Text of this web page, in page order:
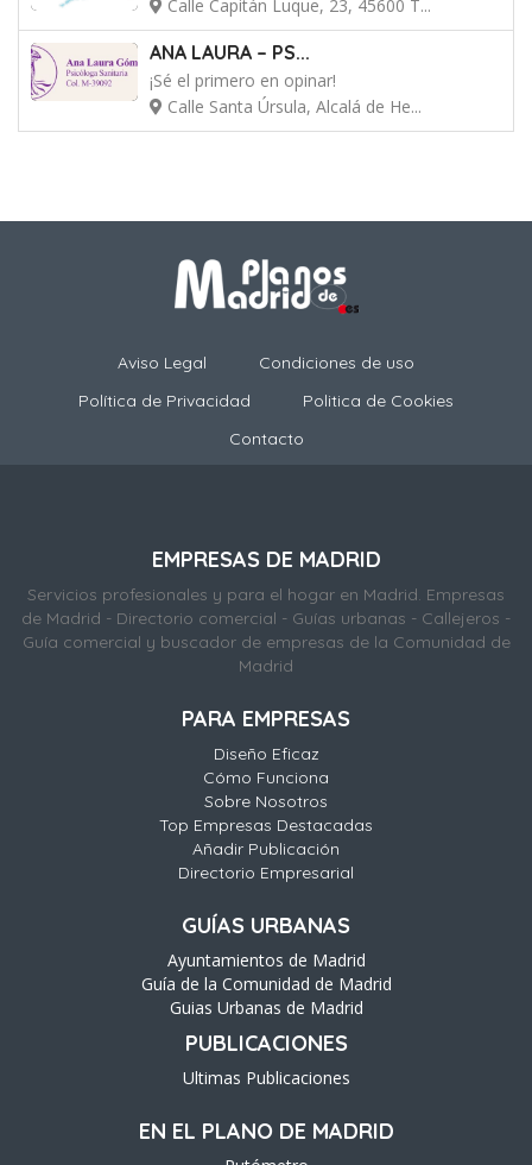
Calle Capitán Luque, 23, 45600 T...
ANA LAURA – PS...
¡Sé el primero en opinar!
Calle Santa Úrsula, Alcalá de He...
Aviso Legal
Condiciones de uso
Política de Privacidad
Politica de Cookies
Contacto
EMPRESAS DE MADRID
Servicios profesionales y para el hogar en Madrid. Empresas
de Madrid - Directorio comercial - Guías urbanas - Callejeros -
Guía comercial y buscador de empresas de la Comunidad de
Madrid
PARA EMPRESAS
Diseño Eficaz
Cómo Funciona
Sobre Nosotros
Top Empresas Destacadas
Añadir Publicación
Directorio Empresarial
GUÍAS URBANAS
Ayuntamientos de Madrid
Guía de la Comunidad de Madrid
Guias Urbanas de Madrid
PUBLICACIONES
Ultimas Publicaciones
EN EL PLANO DE MADRID